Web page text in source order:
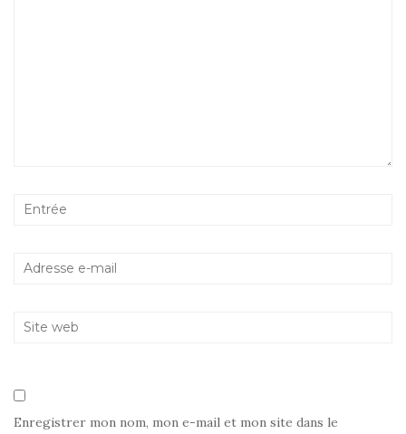
Enregistrer mon nom, mon e-mail et mon site dans le